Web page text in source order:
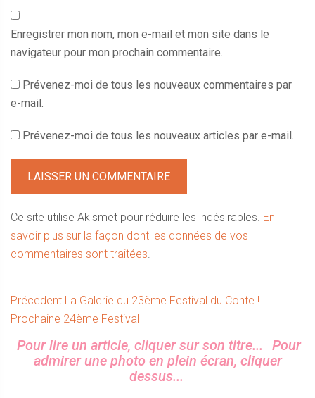
Enregistrer mon nom, mon e-mail et mon site dans le
navigateur pour mon prochain commentaire.
Prévenez-moi de tous les nouveaux commentaires par
e-mail.
Prévenez-moi de tous les nouveaux articles par e-mail.
Ce site utilise Akismet pour réduire les indésirables. En
savoir plus sur la façon dont les données de vos
commentaires sont traitées.
Navigation
de
l’article
Précedent Article
précédent :
La Galerie du 23ème Festival du Conte !
Prochaine Article
24ème Festival
Sidebar
Pour lire un article, cliquer sur son titre...
Pour
admirer une photo en plein écran, cliquer
dessus...